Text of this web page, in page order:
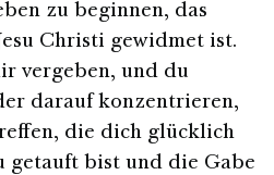
zu beginnen, das
Christi gewidmet ist.
vergeben, und du
darauf konzentrieren,
die dich glücklich
getauft bist und die Gabe